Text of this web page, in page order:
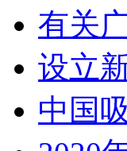
有关
设立
中国